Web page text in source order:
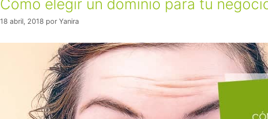
Cómo elegir un dominio para tu
18 abril, 2018 por Yanira